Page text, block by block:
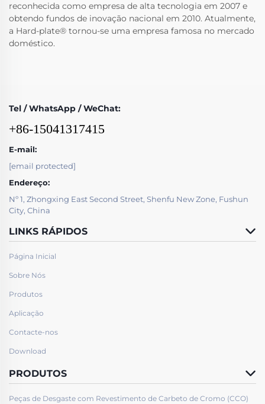
reconhecida como empresa de alta tecnologia em 2007 e
obtendo fundos de inovação nacional em 2010. Atualmente,
a Hard-plate® tornou-se uma empresa famosa no mercado
doméstico.
Tel / WhatsApp / WeChat:
+86-15041317415
E-mail:
[email protected]
Endereço:
Nº 1, Zhongxing East Second Street, Shenfu New Zone, Fushun
City, China
LINKS RÁPIDOS
Página Inicial
Sobre Nós
Produtos
Aplicação
Contacte-nos
Download
PRODUTOS
Peças de Desgaste com Revestimento de Carbeto de Cromo (CCO)